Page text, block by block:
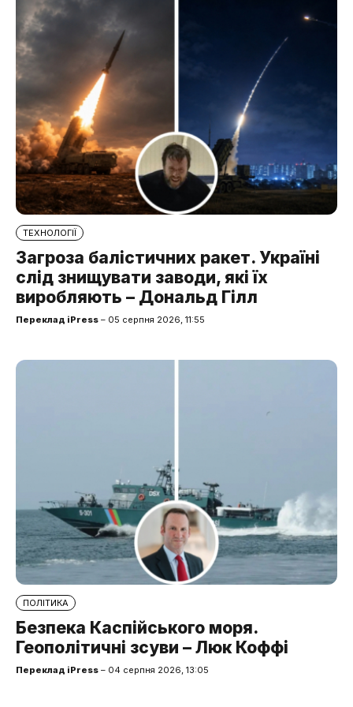
ТЕХНОЛОГІЇ
Загроза балістичних ракет. Україні
слід знищувати заводи, які їх
виробляють – Дональд Гілл
Переклад iPress – 05 серпня 2026, 11:55
ПОЛІТИКА
Безпека Каспійського моря.
Геополітичні зсуви – Люк Коффі
Переклад iPress – 04 серпня 2026, 13:05